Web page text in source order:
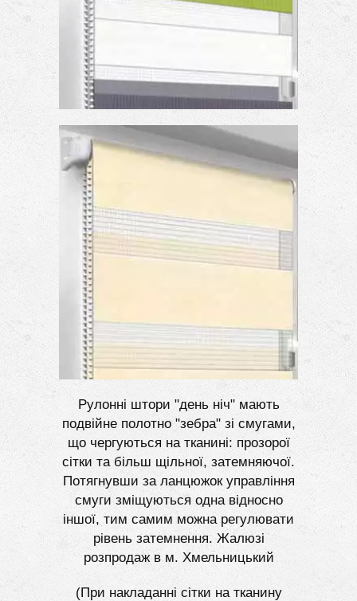
Рулонні штори "день ніч" мають
подвійне полотно "зебра" зі смугами,
що чергуються на тканині: прозорої
сітки та більш щільної, затемняючої.
Потягнувши за ланцюжок управління
смуги зміщуються одна відносно
іншої, тим самим можна регулювати
рівень затемнення. Жалюзі
розпродаж в м. Хмельницький
(При накладанні сітки на тканину